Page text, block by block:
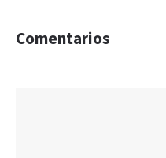
Comentarios